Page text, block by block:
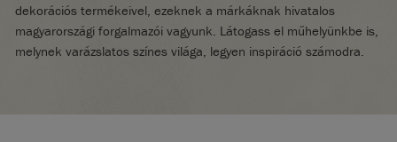
dekorációs termékeivel, ezeknek a márkáknak hivatalos
magyarországi forgalmazói vagyunk. Látogass el műhelyünkbe is,
melynek varázslatos színes világa, legyen inspiráció számodra.